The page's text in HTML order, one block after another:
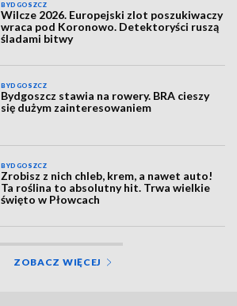
BYDGOSZCZ
Wilcze 2026. Europejski zlot poszukiwaczy
wraca pod Koronowo. Detektoryści ruszą
śladami bitwy
BYDGOSZCZ
Bydgoszcz stawia na rowery. BRA cieszy
się dużym zainteresowaniem
BYDGOSZCZ
Zrobisz z nich chleb, krem, a nawet auto!
Ta roślina to absolutny hit. Trwa wielkie
święto w Płowcach
ZOBACZ WIĘCEJ